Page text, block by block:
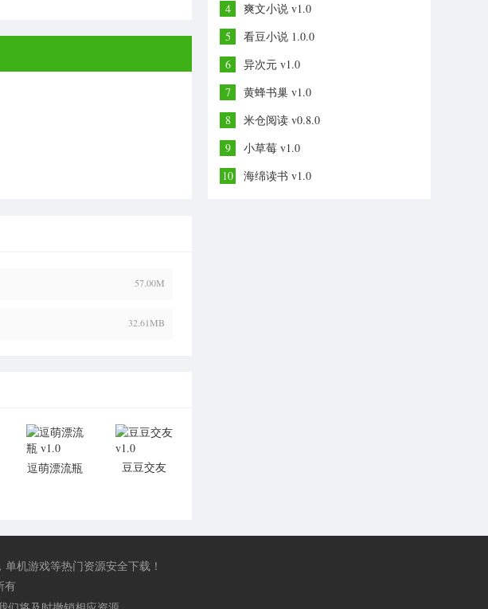
57.00M
32.61MB
逗萌漂流瓶
豆豆交友
4
爽文小说 v1.0
5
看豆小说 1.0.0
6
异次元 v1.0
7
黄蜂书巢 v1.0
8
米仓阅读 v0.8.0
9
小草莓 v1.0
10
海绵读书 v1.0
机游戏等热门资源安全下载！
有